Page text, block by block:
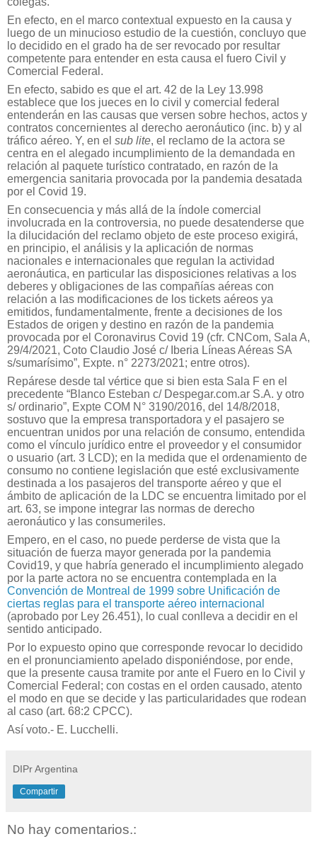
En efecto, en el marco contextual expuesto en la causa y
luego de un minucioso estudio de la cuestión, concluyo que
lo decidido en el grado ha de ser revocado por resultar
competente para entender en esta causa el fuero Civil y
Comercial Federal.
En efecto, sabido es que el art. 42 de la Ley 13.998
establece que los jueces en lo civil y comercial federal
entenderán en las causas que versen sobre hechos, actos y
contratos concernientes al derecho aeronáutico (inc. b) y al
tráfico aéreo. Y, en el sub lite, el reclamo de la actora se
centra en el alegado incumplimiento de la demandada en
relación al paquete turístico contratado, en razón de la
emergencia sanitaria provocada por la pandemia desatada
por el Covid 19.
En consecuencia y más allá de la índole comercial
involucrada en la controversia, no puede desatenderse que
la dilucidación del reclamo objeto de este proceso exigirá,
en principio, el análisis y la aplicación de normas
nacionales e internacionales que regulan la actividad
aeronáutica, en particular las disposiciones relativas a los
deberes y obligaciones de las compañías aéreas con
relación a las modificaciones de los tickets aéreos ya
emitidos, fundamentalmente, frente a decisiones de los
Estados de origen y destino en razón de la pandemia
provocada por el Coronavirus Covid 19 (cfr. CNCom, Sala A,
29/4/2021, Coto Claudio José c/ Iberia Líneas Aéreas SA
s/sumarísimo”, Expte. n° 2273/2021; entre otros).
Repárese desde tal vértice que si bien esta Sala F en el
precedente “Blanco Esteban c/ Despegar.com.ar S.A. y otro
s/ ordinario”, Expte COM N° 3190/2016, del 14/8/2018,
sostuvo que la empresa transportadora y el pasajero se
encuentran unidos por una relación de consumo, entendida
como el vínculo jurídico entre el proveedor y el consumidor
o usuario (art. 3 LCD); en la medida que el ordenamiento de
consumo no contiene legislación que esté exclusivamente
destinada a los pasajeros del transporte aéreo y que el
ámbito de aplicación de la LDC se encuentra limitado por el
art. 63, se impone integrar las normas de derecho
aeronáutico y las consumeriles.
Empero, en el caso, no puede perderse de vista que la
situación de fuerza mayor generada por la pandemia
Covid19, y que habría generado el incumplimiento alegado
por la parte actora no se encuentra contemplada en la
Convención de Montreal de 1999 sobre Unificación de
ciertas reglas para el transporte aéreo internacional
(aprobado por Ley 26.451), lo cual conlleva a decidir en el
sentido anticipado.
Por lo expuesto opino que corresponde revocar lo decidido
en el pronunciamiento apelado disponiéndose, por ende,
que la presente causa tramite por ante el Fuero en lo Civil y
Comercial Federal; con costas en el orden causado, atento
el modo en que se decide y las particularidades que rodean
al caso (art. 68:2 CPCC).
Así voto.- E. Lucchelli.
DIPr Argentina
Compartir
No hay comentarios.: